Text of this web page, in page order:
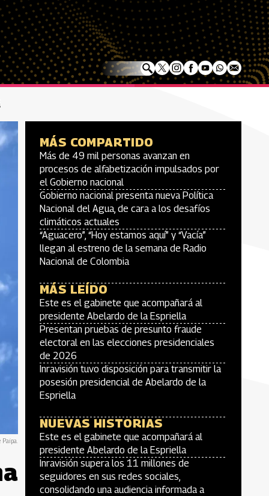
MÁS COMPARTIDO
Más de 49 mil personas avanzan en
procesos de alfabetización impulsados por
el Gobierno nacional
Gobierno nacional presenta nueva Política
Nacional del Agua, de cara a los desafíos
climáticos actuales
“Aguacero”, “Hoy estamos aquí” y “Vacía”
llegan al estreno de la semana de Radio
Nacional de Colombia
MÁS LEÍDO
Este es el gabinete que acompañará al
presidente Abelardo de la Espriella
Presentan pruebas de presunto fraude
electoral en las elecciones presidenciales
de 2026
Inravisión tuvo disposición para transmitir la
posesión presidencial de Abelardo de la
Espriella
NUEVAS HISTORIAS
Este es el gabinete que acompañará al
presidente Abelardo de la Espriella
Inravisión supera los 11 millones de
seguidores en sus redes sociales,
consolidando una audiencia informada a